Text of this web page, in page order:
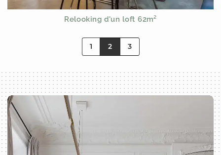
Relooking d'un loft 62m²
1 2 3